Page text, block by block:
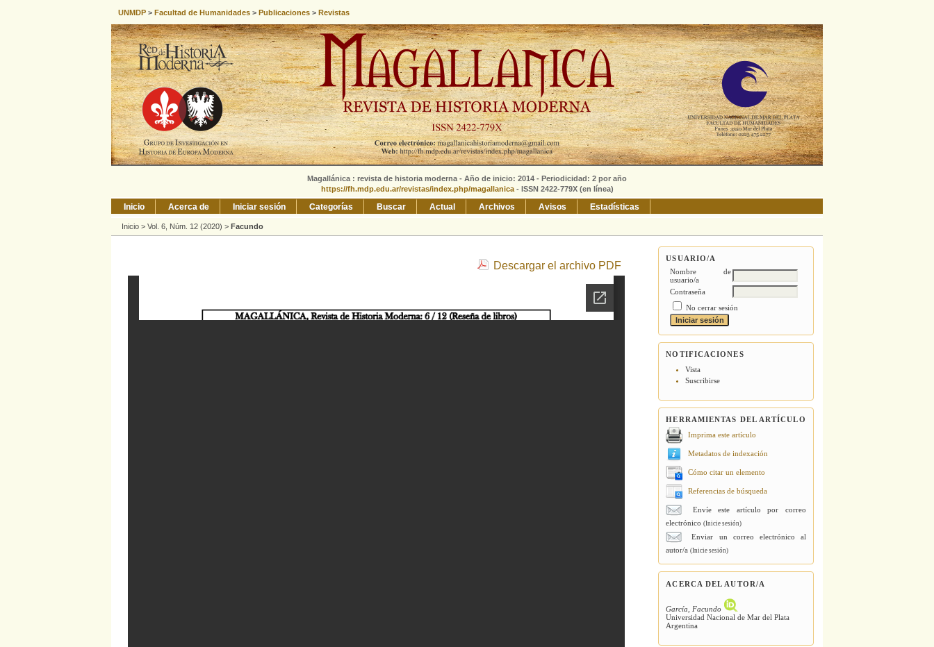
UNMDP > Facultad de Humanidades > Publicaciones > Revistas
Magallánica : revista de historia moderna - Año de inicio: 2014 - Periodicidad: 2 por año
https://fh.mdp.edu.ar/revistas/index.php/magallanica - ISSN 2422-779X (en línea)
USUARIO/A
Nombre de
usuario/a
Contraseña
No cerrar sesión
NOTIFICACIONES
Vista
Suscribirse
HERRAMIENTAS DEL ARTÍCULO
Imprima este artículo
Metadatos de indexación
Cómo citar un elemento
Referencias de búsqueda
Envíe este artículo por correo
electrónico(Inicie sesión)
Enviar un correo electrónico al
autor/a(Inicie sesión)
ACERCA DEL AUTOR/A
García, Facundo
Universidad Nacional de Mar del Plata
Argentina
Inicio Acerca de Iniciar sesión Categorías Buscar Actual Archivos Avisos Estadísticas
Inicio > Vol. 6, Núm. 12 (2020) > Facundo
Descargar el archivo PDF